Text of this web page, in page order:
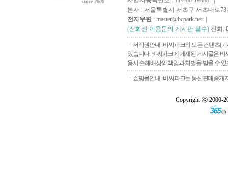
since 2000
본사 : 서울특별시 서초구 서초대로73
전자우편 : master@bcpark.net |
(전화전 이용문의 게시판 필수) 전화:
ㆍ저작권안내 : 비씨파크의 모든 컨텐츠(
있습니다. 비씨파크에 게재된 게시물은
용시 손해배상의 책임과 처벌을 받을 수
ㆍ쇼핑몰안내 : 비씨파크는 통신판매중개
Copyright ⓒ 2000-